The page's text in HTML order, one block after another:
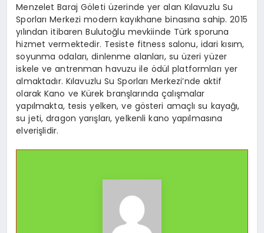
Menzelet Baraj Göleti üzerinde yer alan Kılavuzlu Su
Sporları Merkezi modern kayıkhane binasına sahip. 2015
yılından itibaren Bulutoğlu mevkiinde Türk sporuna
hizmet vermektedir. Tesiste fitness salonu, idari kısım,
soyunma odaları, dinlenme alanları, su üzeri yüzer
iskele ve antrenman havuzu ile ödül platformları yer
almaktadır. Kılavuzlu Su Sporları Merkezi’nde aktif
olarak Kano ve Kürek branşlarında çalışmalar
yapılmakta, tesis yelken, ve gösteri amaçlı su kayağı,
su jeti, dragon yarışları, yelkenli kano yapılmasına
elverişlidir.